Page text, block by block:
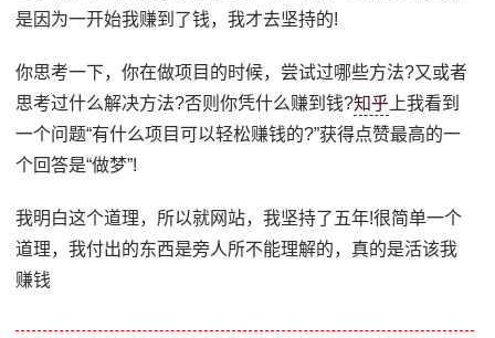
是因为一开始我赚到了钱，我才去坚持的!
你思考一下，你在做项目的时候，尝试过哪些方法?又或者
思考过什么解决方法?否则你凭什么赚到钱?知乎 上我看到
一个问题“有什么项目可以轻松赚钱的?”获得点赞最高的一
个回答是“做梦”!
我明白这个道理，所以就网站，我坚持了五年!很简单一个
道理，我付出的东西是旁人所不能理解的，真的是活该我
赚钱